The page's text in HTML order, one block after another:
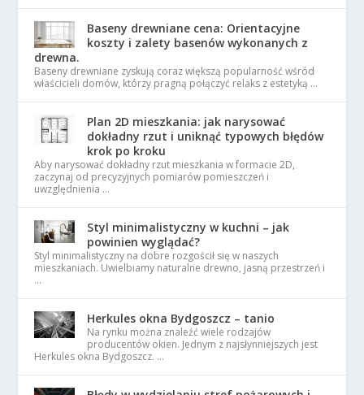
Baseny drewniane cena: Orientacyjne
koszty i zalety basenów wykonanych z
drewna.
Baseny drewniane zyskują coraz większą popularność wśród
właścicieli domów, którzy pragną połączyć relaks z estetyką …
Plan 2D mieszkania: jak narysować
dokładny rzut i uniknąć typowych błędów
krok po kroku
Aby narysować dokładny rzut mieszkania w formacie 2D,
zaczynaj od precyzyjnych pomiarów pomieszczeń i
uwzględnienia …
Styl minimalistyczny w kuchni – jak
powinien wyglądać?
Styl minimalistyczny na dobre rozgościł się w naszych
mieszkaniach. Uwielbiamy naturalne drewno, jasną przestrzeń i
…
Herkules okna Bydgoszcz – tanio
Na rynku można znaleźć wiele rodzajów
producentów okien. Jednym z najsłynniejszych jest
Herkules okna Bydgoszcz. …